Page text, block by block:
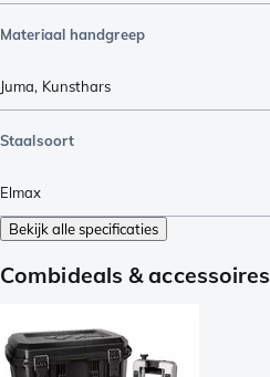
Materiaal handgreep
Juma, Kunsthars
Staalsoort
Elmax
Bekijk alle specificaties
Combideals & accessoires